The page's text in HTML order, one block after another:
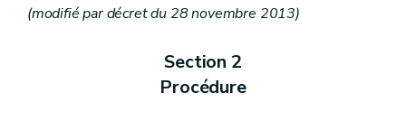
(modifié par décret du 28 novembre 2013)
Section 2
Procédure